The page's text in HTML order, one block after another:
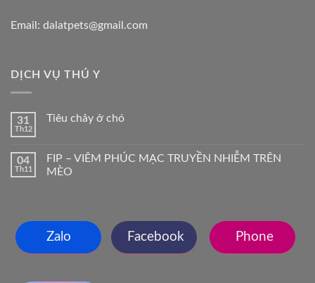
Email: dalatpets@gmail.com
DỊCH VỤ THÚ Y
31
Th12
Tiêu chảy ở chó
04
Th11
FIP – VIÊM PHÚC MẠC TRUYỀN NHIỄM TRÊN
MÈO
Zalo Facebook Phone